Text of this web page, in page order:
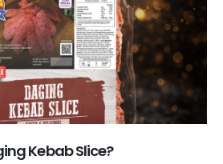
Kebab Slice?